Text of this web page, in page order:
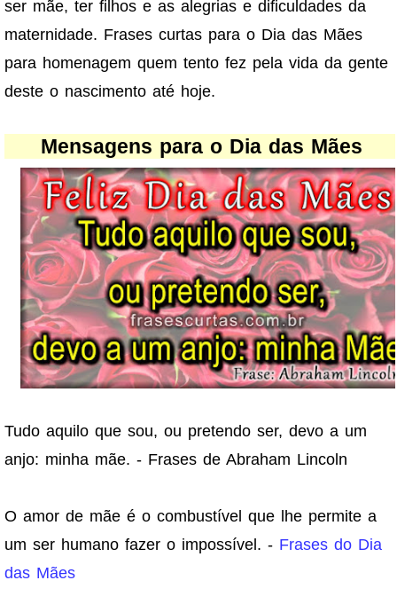
ser mãe, ter filhos e as alegrias e dificuldades da
maternidade. Frases curtas para o Dia das Mães
para homenagem quem tento fez pela vida da gente
deste o nascimento até hoje.
Mensagens para o Dia das Mães
Tudo aquilo que sou, ou pretendo ser, devo a um
anjo: minha mãe. - Frases de Abraham Lincoln
O amor de mãe é o combustível que lhe permite a
um ser humano fazer o impossível. - Frases do Dia
das Mães